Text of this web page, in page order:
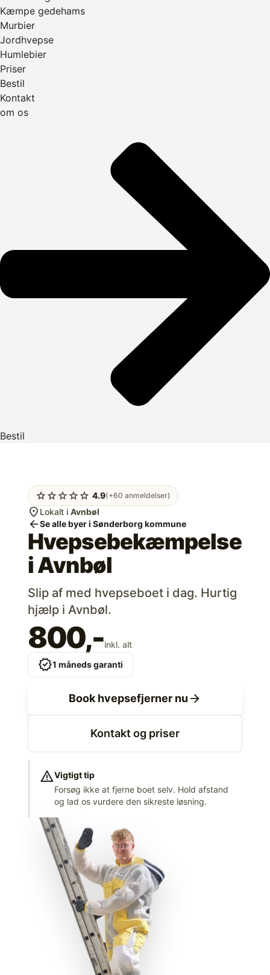
Kæmpe gedehams
Murbier
Jordhvepse
Humlebier
Priser
Bestil
Kontakt
om os
Bestil
starstarstarstarstar 4.9(+60 anmeldelser)
location_on Lokalt i Avnbøl
arrow_backSe alle byer i Sønderborg kommune
Hvepsebekæmpelse
iAvnbøl
Slip af med hvepseboet i dag. Hurtig
hjælp i Avnbøl.
800,-inkl. alt
verified1 måneds garanti
Book hvepsefjerner nu arrow_forward
Kontakt og priser
warningVigtigt tip
Forsøg ikke at fjerne boet selv. Hold afstand
og lad os vurdere den sikreste løsning.